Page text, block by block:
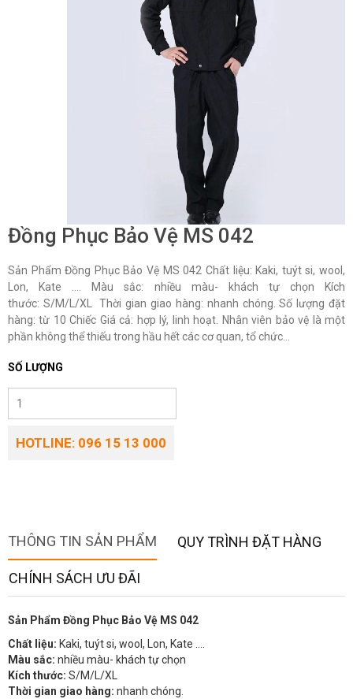
Đồng Phục Bảo Vệ MS 042
Sản Phẩm Đồng Phục Bảo Vệ MS 042 Chất liệu: Kaki, tuýt si, wool,
Lon, Kate …. Màu sắc: nhiều màu- khách tự chọn Kích
thước: S/M/L/XL Thời gian giao hàng: nhanh chóng. Số lượng đặt
hàng: từ 10 Chiếc Giá cả: hợp lý, linh hoạt. Nhân viên bảo vệ là một
phần không thể thiếu trong hầu hết các cơ quan, tổ chức...
SỐ LƯỢNG
HOTLINE: 096 15 13 000
THÔNG TIN SẢN PHẨM QUY TRÌNH ĐẶT HÀNG
CHÍNH SÁCH ƯU ĐÃI
Sản Phẩm Đồng Phục Bảo Vệ MS 042
Chất liệu: Kaki, tuýt si, wool, Lon, Kate ….
Màu sắc: nhiều màu- khách tự chọn
Kích thước: S/M/L/XL
Thời gian giao hàng: nhanh chóng.